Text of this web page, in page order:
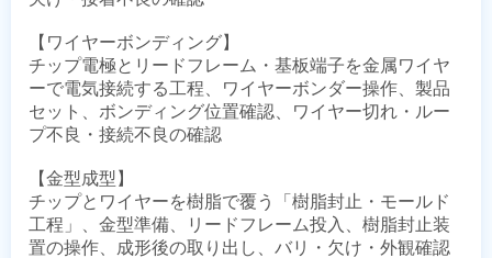
【ワイヤーボンディング】
チップ電極とリードフレーム・基板端子を金属ワイヤ
ーで電気接続する工程、ワイヤーボンダー操作、製品
セット、ボンディング位置確認、ワイヤー切れ・ルー
プ不良・接続不良の確認
【金型成型】
チップとワイヤーを樹脂で覆う「樹脂封止・モールド
工程」、金型準備、リードフレーム投入、樹脂封止装
置の操作、成形後の取り出し、バリ・欠け・外観確認